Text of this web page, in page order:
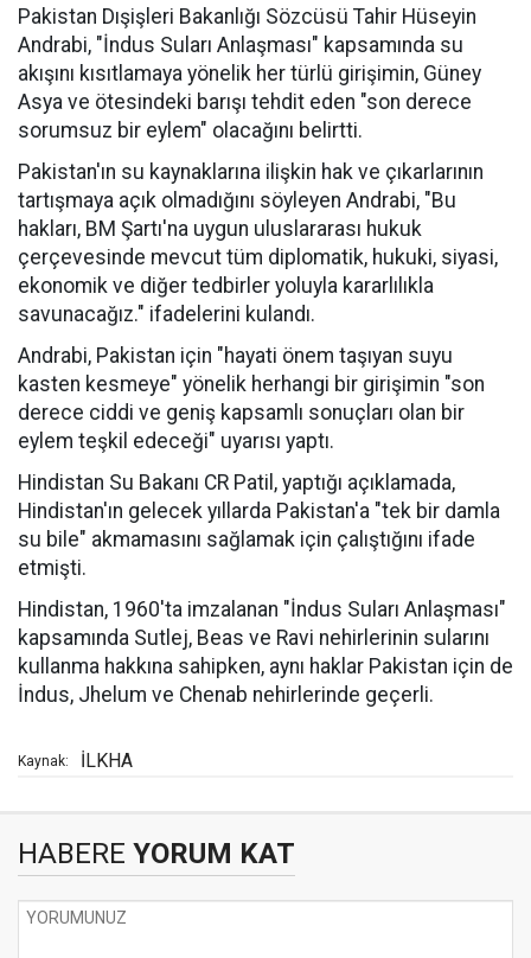
Pakistan Dışişleri Bakanlığı Sözcüsü Tahir Hüseyin
Andrabi, "İndus Suları Anlaşması" kapsamında su
akışını kısıtlamaya yönelik her türlü girişimin, Güney
Asya ve ötesindeki barışı tehdit eden "son derece
sorumsuz bir eylem" olacağını belirtti.
Pakistan'ın su kaynaklarına ilişkin hak ve çıkarlarının
tartışmaya açık olmadığını söyleyen Andrabi, "Bu
hakları, BM Şartı'na uygun uluslararası hukuk
çerçevesinde mevcut tüm diplomatik, hukuki, siyasi,
ekonomik ve diğer tedbirler yoluyla kararlılıkla
savunacağız." ifadelerini kulandı.
Andrabi, Pakistan için "hayati önem taşıyan suyu
kasten kesmeye" yönelik herhangi bir girişimin "son
derece ciddi ve geniş kapsamlı sonuçları olan bir
eylem teşkil edeceği" uyarısı yaptı.
Hindistan Su Bakanı CR Patil, yaptığı açıklamada,
Hindistan'ın gelecek yıllarda Pakistan'a "tek bir damla
su bile" akmamasını sağlamak için çalıştığını ifade
etmişti.
Hindistan, 1960'ta imzalanan "İndus Suları Anlaşması"
kapsamında Sutlej, Beas ve Ravi nehirlerinin sularını
kullanma hakkına sahipken, aynı haklar Pakistan için de
İndus, Jhelum ve Chenab nehirlerinde geçerli.
Kaynak: İLKHA
HABERE YORUM KAT